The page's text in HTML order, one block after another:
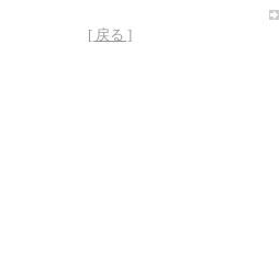
[ 戻る ]